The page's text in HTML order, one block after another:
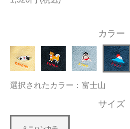
大量購入・法人向けの購入の方は
お問い合わせ
カラー
選択されたカラー：富士山
サイズ